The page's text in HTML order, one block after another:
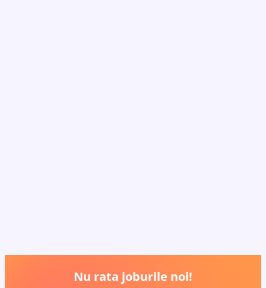
Nu rata joburile noi!